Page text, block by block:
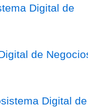
Digital de
de
Digital de